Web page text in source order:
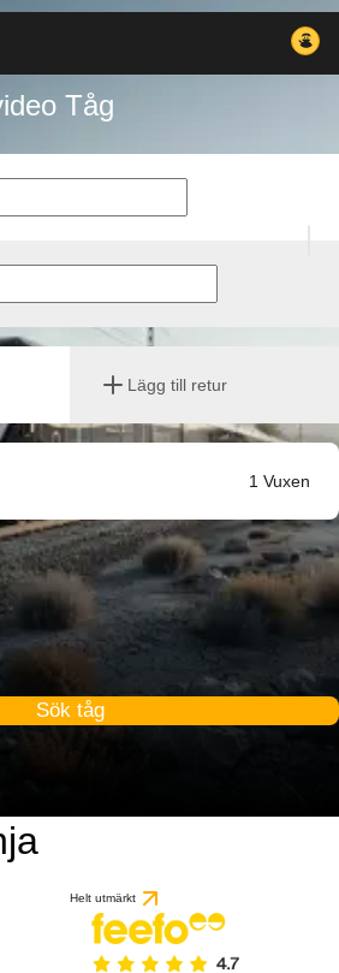
Tåg
Lägg till retur
1 Vuxen
Sök tåg
Helt utmärkt